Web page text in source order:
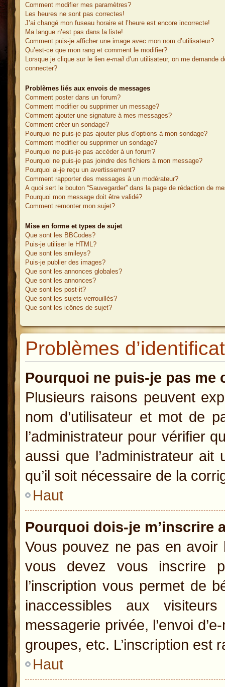
Comment modifier mes paramètres?
Les heures ne sont pas correctes!
J’ai changé mon fuseau horaire et l’heure est encore incorrecte!
Ma langue n’est pas dans la liste!
Comment puis-je afficher une image avec mon nom d’utilisateur?
Qu’est-ce que mon rang et comment le modifier?
Lorsque je clique sur le lien e-mail d’un utilisateur, on me demande
connecter?
Problèmes liés aux envois de messages
Comment poster dans un forum?
Comment modifier ou supprimer un message?
Comment ajouter une signature à mes messages?
Comment créer un sondage?
Pourquoi ne puis-je pas ajouter plus d’options à mon sondage?
Comment modifier ou supprimer un sondage?
Pourquoi ne puis-je pas accéder à un forum?
Pourquoi ne puis-je pas joindre des fichiers à mon message?
Pourquoi ai-je reçu un avertissement?
Comment rapporter des messages à un modérateur?
A quoi sert le bouton “Sauvegarder” dans la page de rédaction de
Pourquoi mon message doit être validé?
Comment remonter mon sujet?
Mise en forme et types de sujet
Que sont les BBCodes?
Puis-je utiliser le HTML?
Que sont les smileys?
Puis-je publier des images?
Que sont les annonces globales?
Que sont les annonces?
Que sont les post-it?
Que sont les sujets verrouillés?
Que sont les icônes de sujet?
Problèmes
Pourquoi ne puis-je pas me
Plusieurs raisons peuvent
nom d’utilisateur et mot de
l’administrateur pour vérifier
aussi que l’administrateur
qu’il soit nécessaire de la
Haut
Pourquoi dois-je m’inscrire
Vous pouvez ne pas en avoir
vous devez vous inscrire
l’inscription vous permet de
inaccessibles aux
messagerie privée, l’envoi
groupes, etc. L’inscription est
Haut